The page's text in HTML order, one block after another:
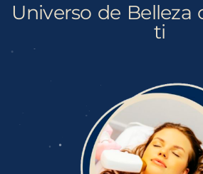
Universo de Belleza
ti